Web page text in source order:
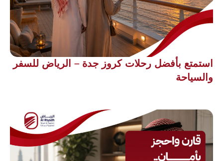
استمتع بأفضل رحلات كروز جدة – الرياض للسفر
والسياحة